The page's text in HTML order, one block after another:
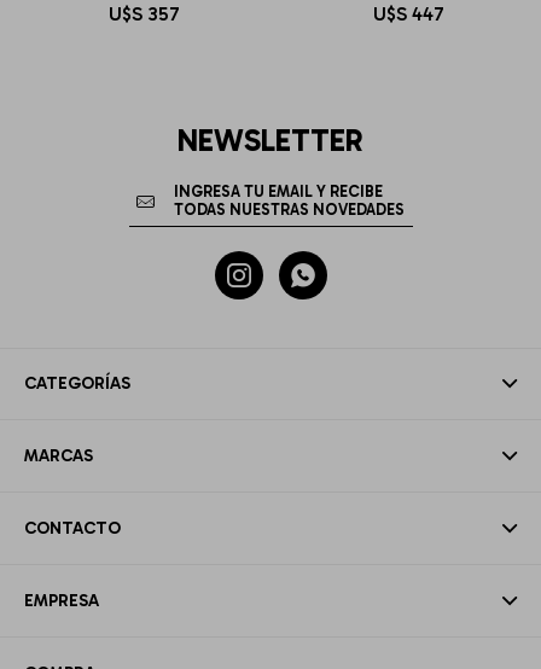
U$S 357 U$S 447
CATEGORÍAS
MARCAS
CONTACTO
EMPRESA
NEWSLETTER
 